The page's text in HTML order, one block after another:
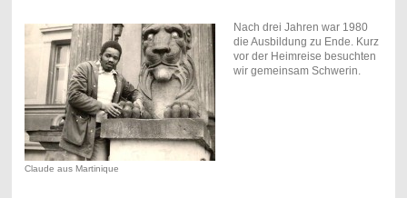
Claude aus Martinique
Nach drei Jahren war 1980
die Ausbildung zu Ende. Kurz
vor der Heimreise besuchten
wir gemeinsam Schwerin.